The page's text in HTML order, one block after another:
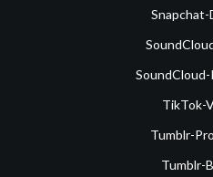
Snapchat-
TikTok-
Tumblr-
Tumblr-